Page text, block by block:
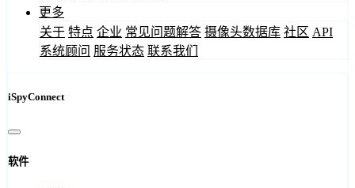
更多
关于 特点 企业 常见问题解答 摄像头数据库 社区 API
系统顾问 服务状态 联系我们
iSpyConnect
软件